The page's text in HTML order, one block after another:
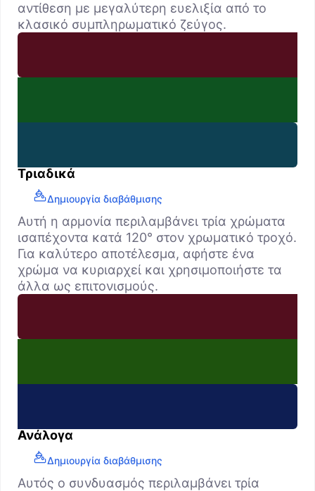
αντίθεση με μεγαλύτερη ευελιξία από το
κλασικό συμπληρωματικό ζεύγος.
Τριαδικά
Δημιουργία διαβάθμισης
Αυτή η αρμονία περιλαμβάνει τρία χρώματα
ισαπέχοντα κατά 120° στον χρωματικό τροχό.
Για καλύτερο αποτέλεσμα, αφήστε ένα
χρώμα να κυριαρχεί και χρησιμοποιήστε τα
άλλα ως επιτονισμούς.
Ανάλογα
Δημιουργία διαβάθμισης
Αυτός ο συνδυασμός περιλαμβάνει τρία